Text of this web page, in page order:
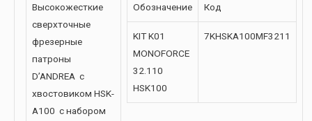
Высокожесткие
сверхточные
фрезерные
патроны
D’ANDREA с
хвостовиком HSK-
A100 с набором
Обозначение Код
KIT K01
MONOFORCE
32.110
HSK100
7KHSKA100MF3211